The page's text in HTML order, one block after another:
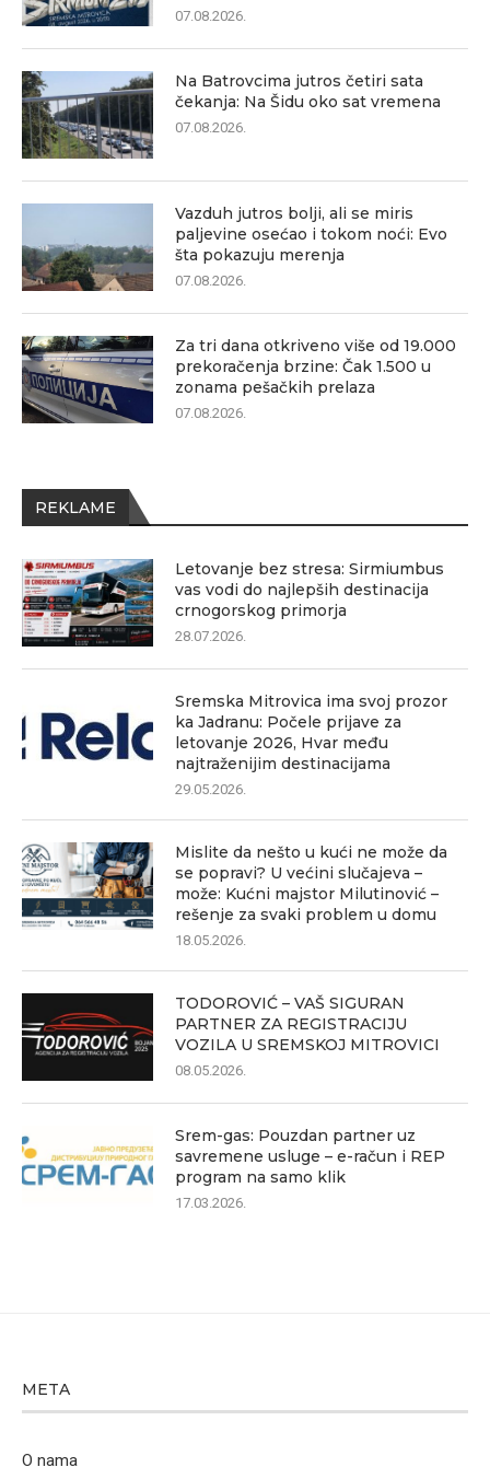
07.08.2026.
Na Batrovcima jutros četiri sata
čekanja: Na Šidu oko sat vremena
07.08.2026.
Vazduh jutros bolji, ali se miris
paljevine osećao i tokom noći: Evo
šta pokazuju merenja
07.08.2026.
Za tri dana otkriveno više od 19.000
prekoračenja brzine: Čak 1.500 u
zonama pešačkih prelaza
07.08.2026.
REKLAME
Letovanje bez stresa: Sirmiumbus
vas vodi do najlepših destinacija
crnogorskog primorja
28.07.2026.
Sremska Mitrovica ima svoj prozor
ka Jadranu: Počele prijave za
letovanje 2026, Hvar među
najtraženijim destinacijama
29.05.2026.
Mislite da nešto u kući ne može da
se popravi? U većini slučajeva –
može: Kućni majstor Milutinović –
rešenje za svaki problem u domu
18.05.2026.
TODOROVIĆ – VAŠ SIGURAN
PARTNER ZA REGISTRACIJU
VOZILA U SREMSKOJ MITROVICI
08.05.2026.
Srem-gas: Pouzdan partner uz
savremene usluge – e-račun i REP
program na samo klik
17.03.2026.
META
O nama